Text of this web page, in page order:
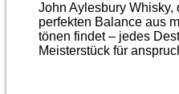
John Aylesbury
perfekten Balance aus
tönen findet – jedes
Meister­stück für